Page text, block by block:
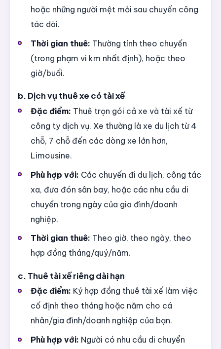
hoặc những người mệt mỏi sau chuyến công
tác dài.
Thời gian thuê: Thường tính theo chuyến
(trong phạm vi km nhất định), hoặc theo
giờ/buổi.
b. Dịch vụ thuê xe có tài xế
Đặc điểm: Thuê trọn gói cả xe và tài xế từ
công ty dịch vụ. Xe thường là xe du lịch từ 4
chỗ, 7 chỗ đến các dòng xe lớn hơn,
Limousine.
Phù hợp với: Các chuyến đi du lịch, công tác
xa, đưa đón sân bay, hoặc các nhu cầu di
chuyển trong ngày của gia đình/doanh
nghiệp.
Thời gian thuê: Theo giờ, theo ngày, theo
hợp đồng tháng/quý/năm.
c. Thuê tài xế riêng dài hạn
Đặc điểm: Ký hợp đồng thuê tài xế làm việc
cố định theo tháng hoặc năm cho cá
nhân/gia đình/doanh nghiệp của bạn.
Phù hợp với: Người có nhu cầu di chuyển